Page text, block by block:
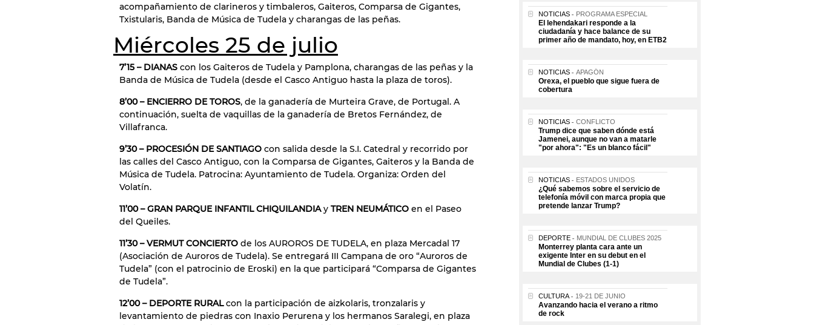
acompañamiento de clarineros y timbaleros, Gaiteros, Comparsa de Gigantes,
Txistularis, Banda de Música de Tudela y charangas de las peñas.
Miércoles 25 de julio
7’15 – DIANAS con los Gaiteros de Tudela y Pamplona, charangas de las peñas y la
Banda de Música de Tudela (desde el Casco Antiguo hasta la plaza de toros).
8’00 – ENCIERRO DE TOROS, de la ganadería de Murteira Grave, de Portugal. A
continuación, suelta de vaquillas de la ganadería de Bretos Fernández, de
Villafranca.
9’30 – PROCESIÓN DE SANTIAGO con salida desde la S.I. Catedral y recorrido por
las calles del Casco Antiguo, con la Comparsa de Gigantes, Gaiteros y la Banda de
Música de Tudela. Patrocina: Ayuntamiento de Tudela. Organiza: Orden del
Volatín.
11’00 – GRAN PARQUE INFANTIL CHIQUILANDIAy TREN NEUMÁTICO en el Paseo
del Queiles.
11’30 – VERMUT CONCIERTO de los AUROROS DE TUDELA, en plaza Mercadal 17
(Asociación de Auroros de Tudela). Se entregará III Campana de oro “Auroros de
Tudela” (con el patrocinio de Eroski) en la que participará “Comparsa de Gigantes
de Tudela”.
12’00 – DEPORTE RURALcon la participación de aizkolaris, tronzalaris y
levantamiento de piedras con Inaxio Perurena y los hermanos Saralegi, en plaza
NOTICIAS PROGRAMA ESPECIAL
El lehendakari responde a la
ciudadanía y hace balance de su
primer año de mandato, hoy, en ETB2
NOTICIAS APAGÓN
Orexa, el pueblo que sigue fuera de
cobertura
NOTICIAS CONFLICTO
Trump dice que saben dónde está
Jamenei, aunque no van a matarle
"por ahora": "Es un blanco fácil"
NOTICIAS ESTADOS UNIDOS
¿Qué sabemos sobre el servicio de
telefonía móvil con marca propia que
pretende lanzar Trump?
DEPORTE MUNDIAL DE CLUBES 2025
Monterrey planta cara ante un
exigente Inter en su debut en el
Mundial de Clubes (1-1)
CULTURA 19-21 DE JUNIO
Avanzando hacia el verano a ritmo
de rock